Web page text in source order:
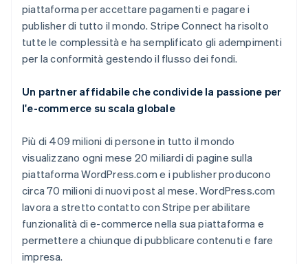
piattaforma per accettare pagamenti e pagare i
publisher di tutto il mondo. Stripe Connect ha risolto
tutte le complessità e ha semplificato gli adempimenti
per la conformità gestendo il flusso dei fondi.
Un partner affidabile che condivide la passione per
l'e-commerce su scala globale
Più di 409 milioni di persone in tutto il mondo
visualizzano ogni mese 20 miliardi di pagine sulla
piattaforma WordPress.com e i publisher producono
circa 70 milioni di nuovi post al mese. WordPress.com
lavora a stretto contatto con Stripe per abilitare
funzionalità di e-commerce nella sua piattaforma e
permettere a chiunque di pubblicare contenuti e fare
impresa.